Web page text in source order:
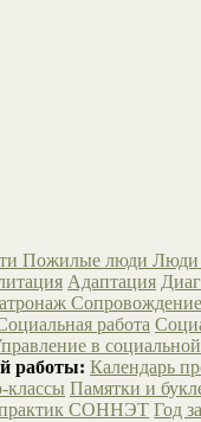
Пожилые люди
Адаптация
Сопровождение
работа
в
работы: Календарь
классы Памятки и
практик СОННЭТ Год